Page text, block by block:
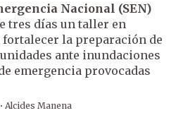
Nacional (SEN)
tres días un taller en
fortalecer la preparación de
ante inundaciones
emergencia provocadas
· Alcides Manena